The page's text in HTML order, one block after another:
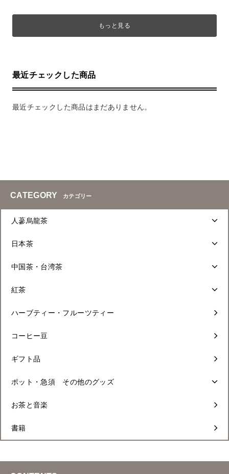
もっと見る
最近チェックした商品
最近チェックした商品はまだありません。
CATEGORY カテゴリー
人蔘烏龍茶
日本茶
中国茶・台湾茶
紅茶
ハーブティー・フルーツティー
コーヒー豆
ギフト品
ポット・急須 その他のグッズ
お茶と音楽
書籍